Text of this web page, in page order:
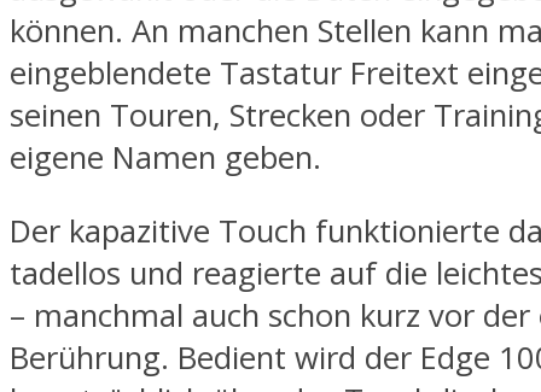
können. An manchen Stellen kann
eingeblendete Tastatur Freitext
seinen Touren, Strecken oder
eigene Namen geben.
Der kapazitive Touch funktionierte
tadellos und reagierte auf die
– manchmal auch schon kurz vor
Berührung. Bedient wird der Edge